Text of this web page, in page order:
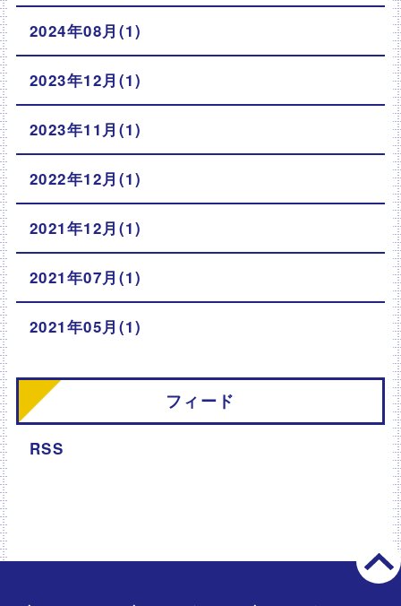
2024年08月(1)
2023年12月(1)
2023年11月(1)
2022年12月(1)
2021年12月(1)
2021年07月(1)
2021年05月(1)
フィード
RSS